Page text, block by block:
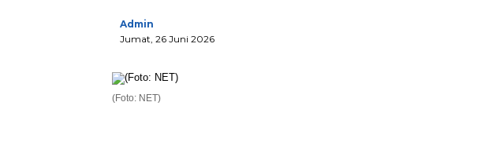
Admin
Jumat, 26 Juni 2026
(Foto: NET)